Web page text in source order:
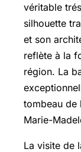
véritable
silhouette
et son
reflète à la
région. La
tombeau de
Marie-
La visite de